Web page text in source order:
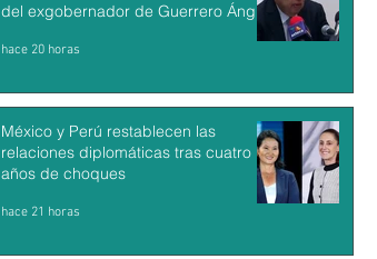
del exgobernador de Guerrero Ángel
hace 20 horas
México y Perú restablecen las
relaciones diplomáticas tras cuatro
años de choques
hace 21 horas